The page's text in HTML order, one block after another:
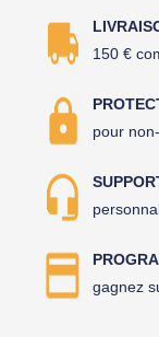
150 €
pour
gagnez